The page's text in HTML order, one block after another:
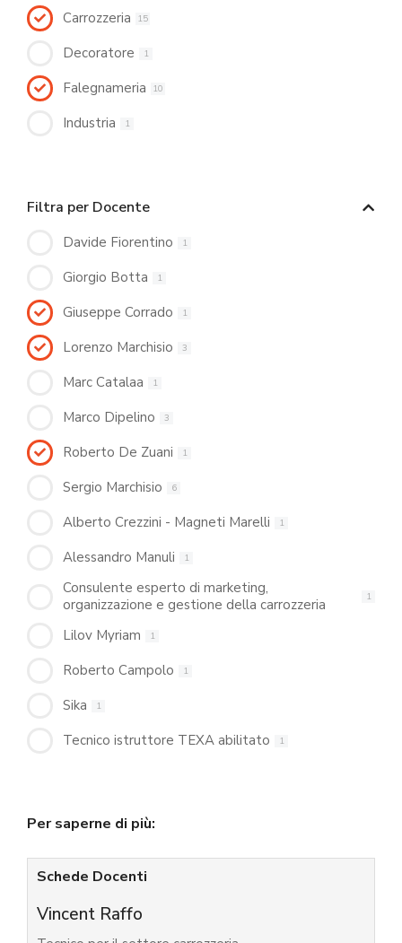
Carrozzeria 15
Decoratore 1
Falegnameria 10
Industria 1
Filtra per Docente
Davide Fiorentino 1
Giorgio Botta 1
Giuseppe Corrado 1
Lorenzo Marchisio 3
Marc Catalaa 1
Marco Dipelino 3
Roberto De Zuani 1
Sergio Marchisio 6
Alberto Crezzini - Magneti Marelli 1
Alessandro Manuli 1
Consulente esperto di marketing,
organizzazione e gestione della carrozzeria
1
Lilov Myriam 1
Roberto Campolo 1
Sika 1
Tecnico istruttore TEXA abilitato 1
Per saperne di più:
Schede Docenti
Vincent Raffo